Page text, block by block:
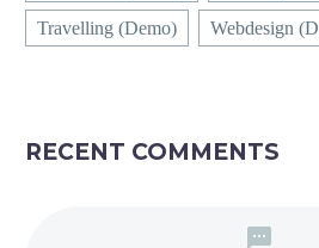
Travelling (Demo) Webdesign
RECENT COMMENTS